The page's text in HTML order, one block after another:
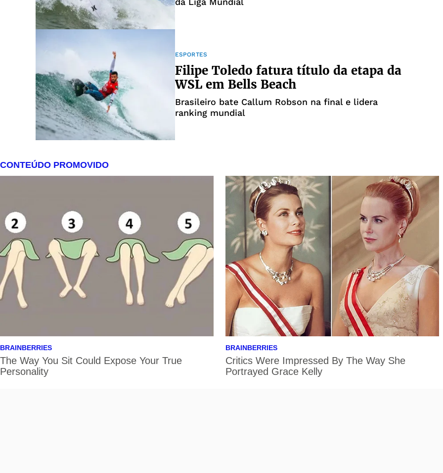
ESPORTES
Filipe Toledo fatura título da etapa da
WSL em Bells Beach
Brasileiro bate Callum Robson na final e lidera
ranking mundial